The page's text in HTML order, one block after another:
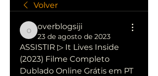
Volver
overblogsiji
overblogsiji
23 de agosto de 2023
ASSISTIR ▷ It Lives Inside
(2023) Filme Completo
Dublado Online Grátis em PT